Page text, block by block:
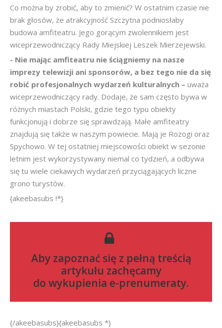
Co można by zrobić, aby to zmienić? W ostatnim czasie nie
brak głosów, że atrakcyjność Szczytna podniosłaby
budowa amfiteatru. Jego gorącym zwolennikiem jest
wiceprzewodniczący Rady Miejskiej Leszek Mierzejewski.
- Nie mając amfiteatru nie ściągniemy na nasze
imprezy telewizji ani sponsorów, a bez tego nie da się
robić profesjonalnych wydarzeń kulturalnych – uważa
wiceprzewodniczący rady. Dodaje, że sam często bywa w
różnych miastach Polski, gdzie tego typu obiekty
funkcjonują i dobrze się sprawdzają. Małe amfiteatry
znajdują się także w naszym powiecie. Mają je Rozogi oraz
Spychowo. W tej ostatniej miejscowości obiekt w sezonie
letnim jest wykorzystywany niemal co tydzień, a odbywa
się tu wiele ciekawych wydarzeń przyciągających liczne
grono turystów.
{akeebasubs !*}
Aby zapoznać się z pełną treścią
artykułu zachęcamy
do wykupienia e-prenumeraty.
{/akeebasubs}{akeebasubs *}